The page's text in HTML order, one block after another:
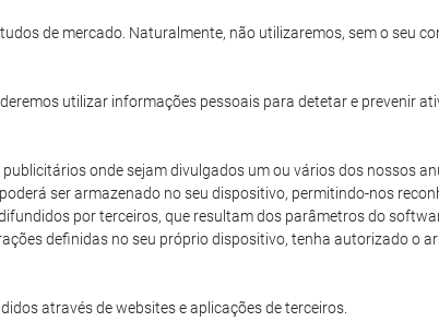
de mercado. Naturalmente, não utilizaremos, sem o seu
utilizar informações pessoais para detetar e prevenir
onde sejam divulgados um ou vários dos nossos
ser armazenado no seu dispositivo, permitindo-nos
por terceiros, que resultam dos parâmetros do
definidas no seu próprio dispositivo, tenha autorizado o
através de websites e aplicações de terceiros.